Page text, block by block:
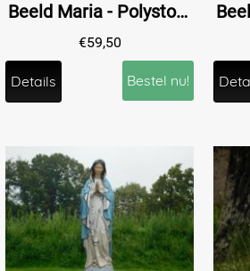
Beeld Maria - Polystone - 40 cm - In Kleur
€59,50
Details Bestel nu!